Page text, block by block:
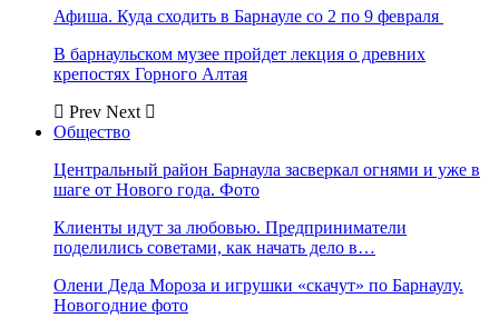
Афиша. Куда сходить в Барнауле со 2 по 9 февраля
В барнаульском музее пройдет лекция о древних
крепостях Горного Алтая
Prev Next
Общество
Центральный район Барнаула засверкал огнями и уже в
шаге от Нового года. Фото
Клиенты идут за любовью. Предприниматели
поделились советами, как начать дело в…
Олени Деда Мороза и игрушки «скачут» по Барнаулу.
Новогодние фото